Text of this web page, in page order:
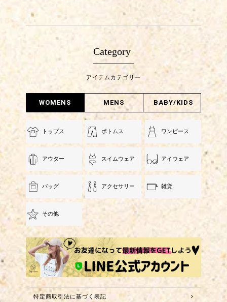
Category
アイテムカテゴリー
WOMENS MENS BABY/KIDS
トップス ボトムス ワンピース
アウター スイムウェア アイウェア
バッグ アクセサリー 雑貨
その他
特定商取引法に基づく表記